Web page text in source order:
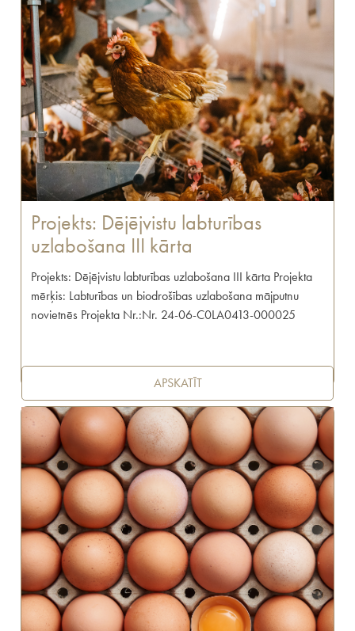
Projekts: Dējējvistu labturības
uzlabošana III kārta
Projekts: Dējējvistu labturības uzlabošana III kārta Projekta
mērķis: Labturības un biodrošības uzlabošana mājputnu
novietnēs Projekta Nr.:Nr. 24-06-C0LA0413-000025
APSKATĪT